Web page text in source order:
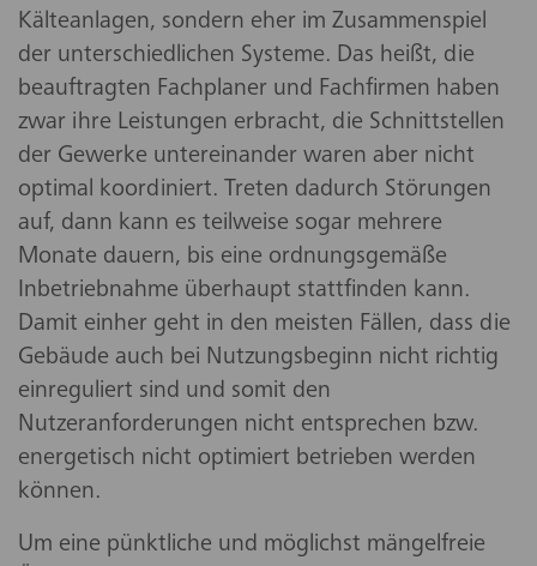
Kälteanlagen, sondern eher im Zusammenspiel
der unterschiedlichen Systeme. Das heißt, die
beauftragten Fachplaner und Fachfirmen haben
zwar ihre Leistungen erbracht, die Schnittstellen
der Gewerke untereinander waren aber nicht
optimal koordiniert. Treten dadurch Störungen
auf, dann kann es teilweise sogar mehrere
Monate dauern, bis eine ordnungsgemäße
Inbetriebnahme überhaupt stattfinden kann.
Damit einher geht in den meisten Fällen, dass die
Gebäude auch bei Nutzungsbeginn nicht richtig
einreguliert sind und somit den
Nutzeranforderungen nicht entsprechen bzw.
energetisch nicht optimiert betrieben werden
können.
Um eine pünktliche und möglichst mängelfreie